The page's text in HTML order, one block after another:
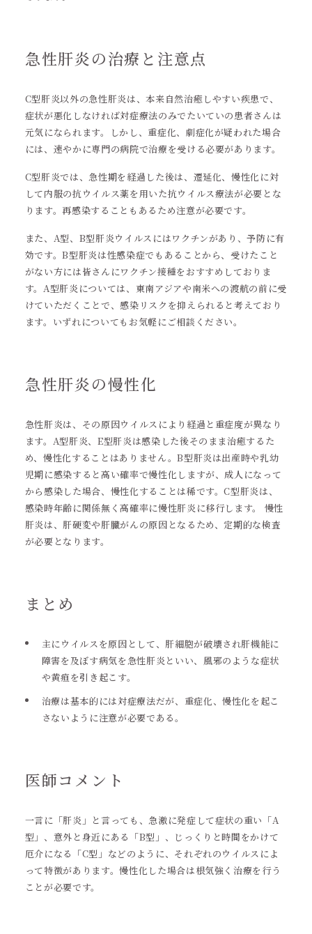
急性肝炎の治療と注意点
C型肝炎以外の急性肝炎は、本来自然治癒しやすい疾患で、
症状が悪化しなければ対症療法のみでたいていの患者さんは
元気になられます。しかし、重症化、劇症化が疑われた場合
には、速やかに専門の病院で治療を受ける必要があります。
C型肝炎では、急性期を経過した後は、遷延化、慢性化に対
して内服の抗ウイルス薬を用いた抗ウイルス療法が必要とな
ります。再感染することもあるため注意が必要です。
また、A型、B型肝炎ウイルスにはワクチンがあり、予防に有
効です。B型肝炎は性感染症でもあることから、受けたこと
がない方には皆さんにワクチン接種をおすすめしておりま
す。A型肝炎については、東南アジアや南米への渡航の前に受
けていただくことで、感染リスクを抑えられると考えており
ます。いずれについてもお気軽にご相談ください。
急性肝炎の慢性化
急性肝炎は、その原因ウイルスにより経過と重症度が異なり
ます。A型肝炎、E型肝炎は感染した後そのまま治癒するた
め、慢性化することはありません。B型肝炎は出産時や乳幼
児期に感染すると高い確率で慢性化しますが、成人になって
から感染した場合、慢性化することは稀です。C型肝炎は、
感染時年齢に関係無く高確率に慢性肝炎に移行します。 慢性
肝炎は、肝硬変や肝臓がんの原因となるため、定期的な検査
が必要となります。
まとめ
主にウイルスを原因として、肝細胞が破壊され肝機能に
障害を及ぼす病気を急性肝炎といい、風邪のような症状
や黄疸を引き起こす。
治療は基本的には対症療法だが、重症化、慢性化を起こ
さないように注意が必要である。
医師コメント
一言に「肝炎」と言っても、急激に発症して症状の重い「A
型」、意外と身近にある「B型」、じっくりと時間をかけて
厄介になる「C型」などのように、それぞれのウイルスによ
って特徴があります。慢性化した場合は根気強く治療を行う
ことが必要です。